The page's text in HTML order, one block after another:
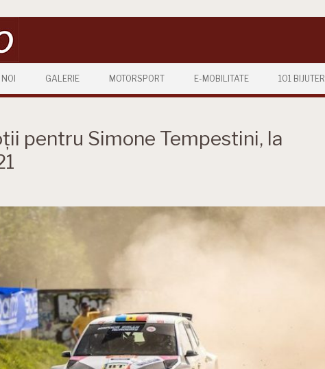
GALERIE MOTORSPORT E-MOBILITATE 101 BIJUTERII
pentru Simone Tempestini, la